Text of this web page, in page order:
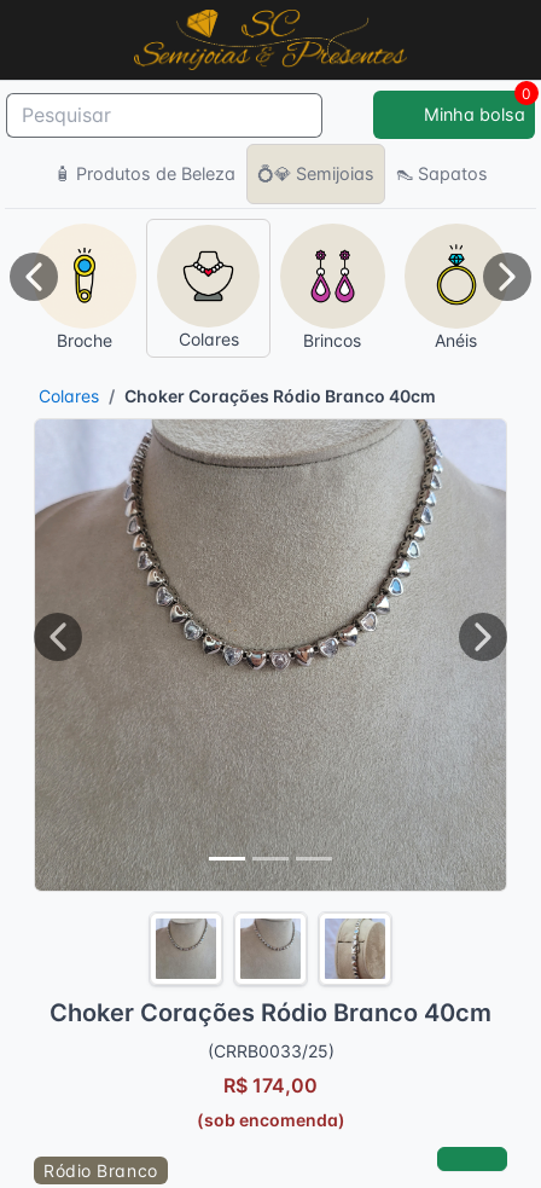
🧴 Produtos de Beleza 💍💎 Semijoias 👠 Sapatos
Minha bolsa
0
Broche Colares Brincos Anéis
Anterior
Colares Choker Corações Ródio Branco 40cm
Previous Next
Choker Corações Ródio Branco 40cm
(CRRB0033/25)
R$ 174,00
(sob encomenda)
Ródio Branco